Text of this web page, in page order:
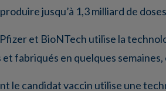
jusqu’à 1,3 milliard de
et BioNTech utilise la
fabriqués en quelques
le candidat vaccin utilise une